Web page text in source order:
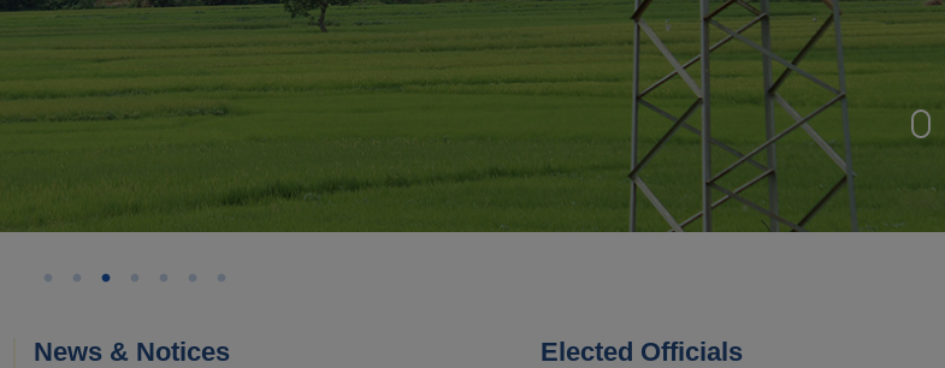
News & Notices Elected Officials